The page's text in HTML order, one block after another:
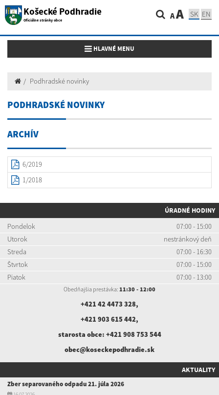
Košecké Podhradie
Oficiálne stránky obce AA SK EN
Toggle navigation
HLAVNÉ MENU
Podhradské novinky
PODHRADSKÉ NOVINKY
ARCHÍV
6/2019
1/2018
ÚRADNÉ HODINY
Pondelok
07:00 - 15:00
Utorok
nestránkový deň
Streda
07:00 - 16:30
Štvrtok
07:00 - 15:00
Piatok
07:00 - 13:00
Obedňajšia prestávka: 11:30 - 12:00
+421 42 4473 328,
+421 903 615 442,
starosta obce: +421 908 753 544
obec@koseckepodhradie.sk
AKTUALITY
Zber separovaného odpadu 21. júla 2026